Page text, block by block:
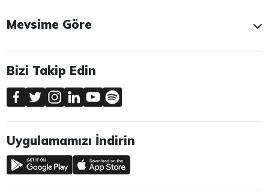
Mevsime Göre
Bizi Takip Edin
Uygulamamızı İndirin